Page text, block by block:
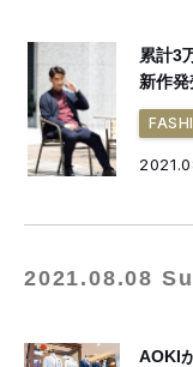
累計3
新作発
2021.08.08
AOKI